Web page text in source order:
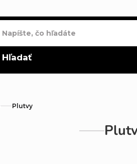
Hľadať
Plutvy